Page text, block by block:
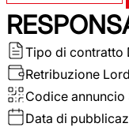
Tipo di contratto
Retribuzione
Codice annuncio
Data di